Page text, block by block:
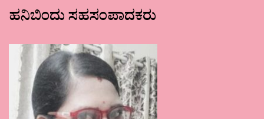
ಹನಿಬಿಂದು ಸಹಸಂಪಾದಕರು